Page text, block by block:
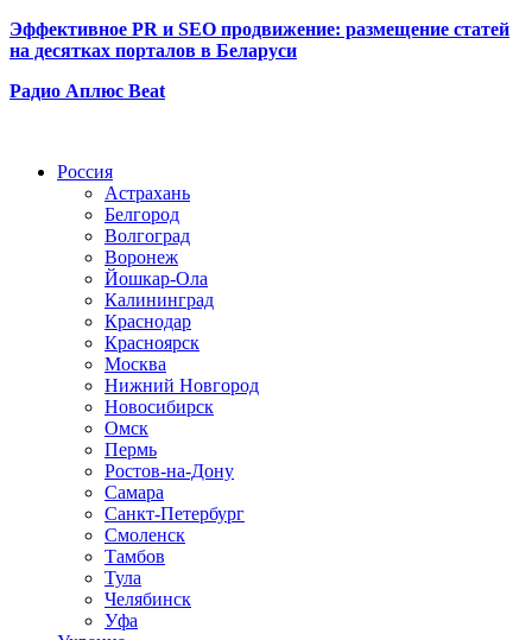
Эффективное PR и SEO продвижение: размещение статей
на десятках порталов в Беларуси
Радио Аплюс Beat
Россия
Астрахань
Белгород
Волгоград
Воронеж
Йошкар-Ола
Калининград
Краснодар
Красноярск
Москва
Нижний Новгород
Новосибирск
Омск
Пермь
Ростов-на-Дону
Самара
Санкт-Петербург
Смоленск
Тамбов
Тула
Челябинск
Уфа